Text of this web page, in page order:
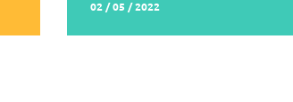
02 / 05 / 2022